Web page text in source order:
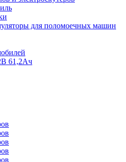
для поломоечных машин
61,2Ач